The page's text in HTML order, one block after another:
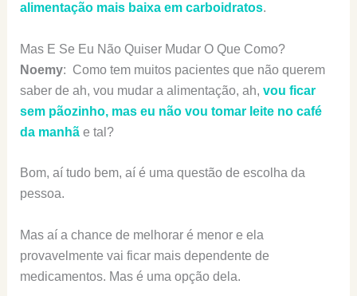
alimentação mais baixa em carboidratos.
Mas E Se Eu Não Quiser Mudar O Que Como?
Noemy: Como tem muitos pacientes que não querem
saber de ah, vou mudar a alimentação, ah, vou ficar
sem pãozinho, mas eu não vou tomar leite no café
da manhãe tal?
Bom, aí tudo bem, aí é uma questão de escolha da
pessoa.
Mas aí a chance de melhorar é menor e ela
provavelmente vai ficar mais dependente de
medicamentos. Mas é uma opção dela.